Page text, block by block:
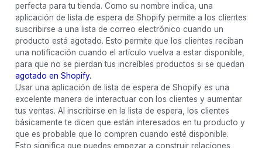
perfecta para tu tienda. Como su nombre indica, una
aplicación de lista de espera de Shopify permite a los clientes
suscribirse a una lista de correo electrónico cuando un
producto está agotado. Esto permite que los clientes reciban
una notificación cuando el artículo vuelva a estar disponible,
para que no se pierdan tus increíbles productos si se quedan
agotado en Shopify.
Usar una aplicación de lista de espera de Shopify es una
excelente manera de interactuar con los clientes y aumentar
tus ventas. Al inscribirse en la lista de espera, los clientes
básicamente te dicen que están interesados en tu producto y
que es probable que lo compren cuando esté disponible.
Esto significa que puedes empezar a construir relaciones